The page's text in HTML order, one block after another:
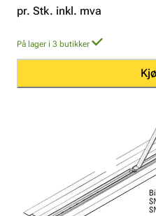
pr. Stk. inkl. mva
På lager i 3 butikker